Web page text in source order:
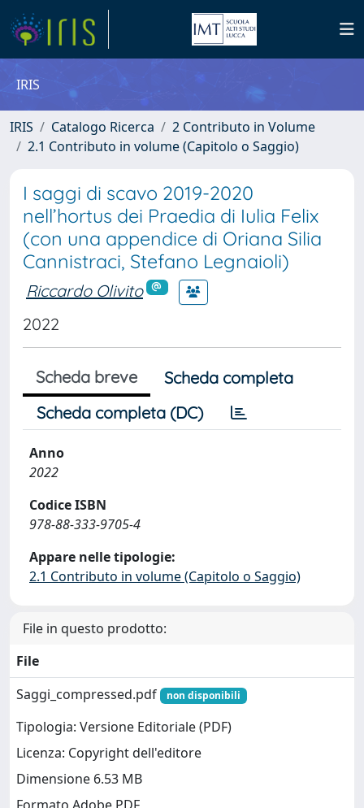
IRIS
IRIS Catalogo Ricerca
2 Contributo in Volume
2.1 Contributo in volume (Capitolo o Saggio)
I saggi di scavo 2019-2020
nell’hortus dei Praedia di Iulia Felix
(con una appendice di Oriana Silia
Cannistraci, Stefano Legnaioli)
Riccardo Olivito
2022
Scheda breve
Scheda completa
Scheda completa (DC)
Anno
2022
Codice ISBN
978-88-333-9705-4
Appare nelle tipologie:
2.1 Contributo in volume (Capitolo o Saggio)
File in questo prodotto:
File
Saggi_compressed.pdf
non disponibili
Tipologia: Versione Editoriale (PDF)
Licenza: Copyright dell'editore
Dimensione 6.53 MB